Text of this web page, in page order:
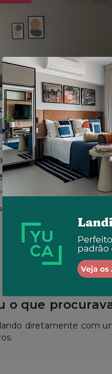
até 15/08
José do Patrocínio
4 pessoas • 110m²
R$ 2.625
o que
diretamente com